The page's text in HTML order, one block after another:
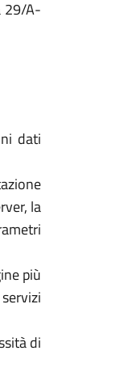
29/A-
dati
la
più
di